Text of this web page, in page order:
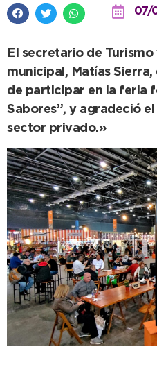
07/
El secretario de
municipal, Matías
de participar en la feria
Sabores”, y agradeció
sector privado.»